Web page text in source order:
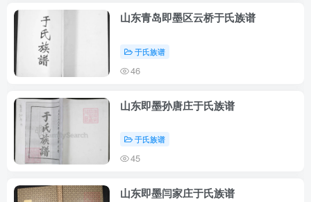
山东青岛即墨区云桥于氏族谱
于氏族谱
46
山东即墨孙唐庄于氏族谱
于氏族谱
45
山东即墨闫家庄于氏族谱